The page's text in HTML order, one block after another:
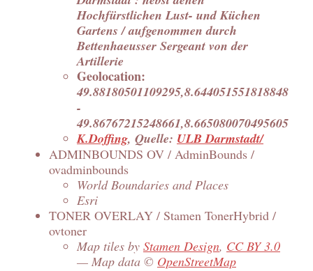
Hochfürstlichen Lust- und Küchen
Gartens / aufgenommen durch
Bettenhaeusser Sergeant von der
Artillerie
Geolocation:
49.88180501109295,8.644051551818848
-
49.86767215248661,8.665080070495605
K.Doffing, Quelle: ULB Darmstadt/
ADMINBOUNDS OV / AdminBounds /
ovadminbounds
World Boundaries and Places
Esri
TONER OVERLAY / Stamen TonerHybrid /
ovtoner
Map tiles by Stamen Design, CC BY 3.0
— Map data © OpenStreetMap